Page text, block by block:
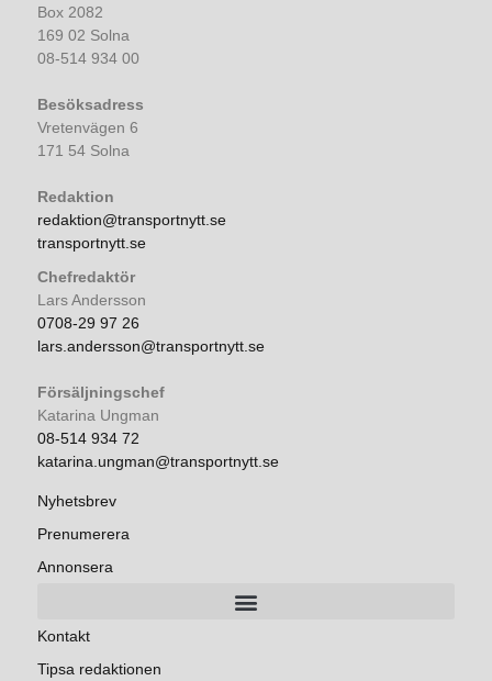
Box 2082
169 02 Solna
08-514 934 00
Besöksadress
Vretenvägen 6
171 54 Solna
Redaktion
redaktion@transportnytt.se
transportnytt.se
Chefredaktör
Lars Andersson
0708-29 97 26
lars.andersson@transportnytt.se
Försäljningschef
Katarina Ungman
08-514 934 72
katarina.ungman@transportnytt.se
Nyhetsbrev
Prenumerera
Annonsera
Kontakt
Tipsa redaktionen